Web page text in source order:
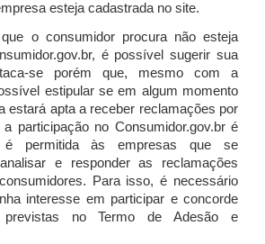
esteja cadastrada no site.
o consumidor procura não esteja
é possível sugerir sua
se porém que, mesmo com a
estipular se em algum momento
estará apta a receber reclamações por
participação no Consumidor.gov.br é
permitida às empresas que se
e responder as reclamações
Para isso, é necessário
interesse em participar e concorde
no Termo de Adesão e